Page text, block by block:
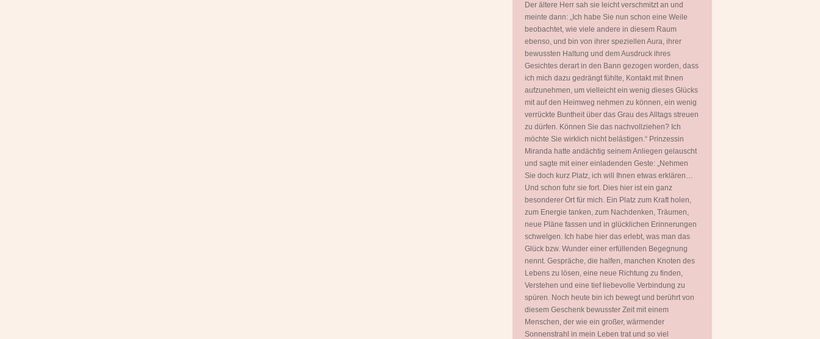
Der ältere Herr sah sie leicht verschmitzt an und
meinte dann: „Ich habe Sie nun schon eine Weile
beobachtet, wie viele andere in diesem Raum
ebenso, und bin von ihrer speziellen Aura, ihrer
bewussten Haltung und dem Ausdruck ihres
Gesichtes derart in den Bann gezogen worden, dass
ich mich dazu gedrängt fühlte, Kontakt mit Ihnen
aufzunehmen, um vielleicht ein wenig dieses Glücks
mit auf den Heimweg nehmen zu können, ein wenig
verrückte Buntheit über das Grau des Alltags streuen
zu dürfen. Können Sie das nachvollziehen? Ich
möchte Sie wirklich nicht belästigen.“ Prinzessin
Miranda hatte andächtig seinem Anliegen gelauscht
und sagte mit einer einladenden Geste: „Nehmen
Sie doch kurz Platz, ich will Ihnen etwas erklären…
Und schon fuhr sie fort. Dies hier ist ein ganz
besonderer Ort für mich. Ein Platz zum Kraft holen,
zum Energie tanken, zum Nachdenken, Träumen,
neue Pläne fassen und in glücklichen Erinnerungen
schwelgen. Ich habe hier das erlebt, was man das
Glück bzw. Wunder einer erfüllenden Begegnung
nennt. Gespräche, die halfen, manchen Knoten des
Lebens zu lösen, eine neue Richtung zu finden,
Verstehen und eine tief liebevolle Verbindung zu
spüren. Noch heute bin ich bewegt und berührt von
diesem Geschenk bewusster Zeit mit einem
Menschen, der wie ein großer, wärmender
Sonnenstrahl in mein Leben trat und so viel